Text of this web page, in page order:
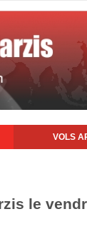
VOLS
le